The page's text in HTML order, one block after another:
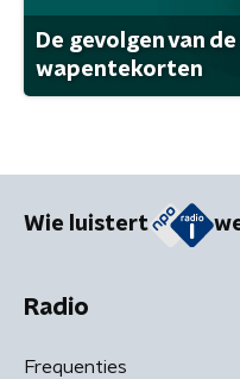
De gevolgen van
wapentekorten
Wie luistert
Radio
Frequenties